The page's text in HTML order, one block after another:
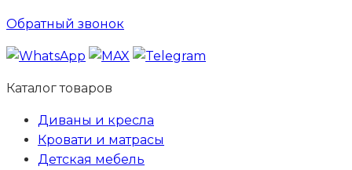
Обратный звонок
Каталог товаров
Диваны и кресла
Кровати и матрасы
Детская мебель